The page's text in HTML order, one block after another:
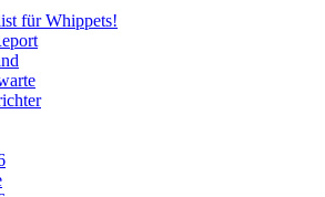
für Whippets!